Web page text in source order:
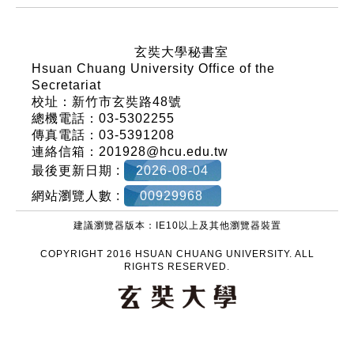
玄奘大學秘書室
Hsuan Chuang University Office of the
Secretariat
校址：新竹市玄奘路48號
總機電話：03-5302255
傳真電話：03-5391208
連絡信箱：201928@hcu.edu.tw
最後更新日期 :
2026-08-04
網站瀏覽人數 :
00929968
建議瀏覽器版本：IE10以上及其他瀏覽器裝置
COPYRIGHT 2016 HSUAN CHUANG UNIVERSITY. ALL
RIGHTS RESERVED.